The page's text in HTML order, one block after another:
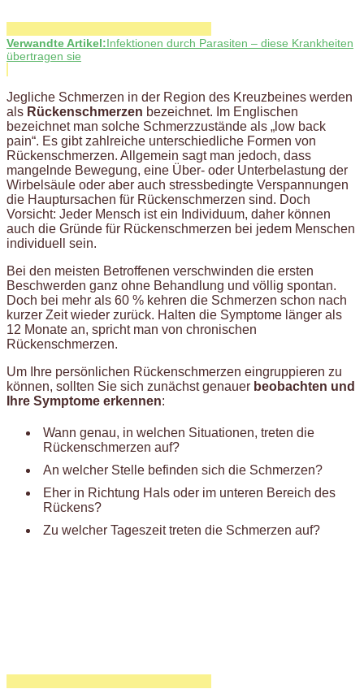
Verwandte Artikel:Infektionen durch Parasiten – diese Krankheiten
übertragen sie
Jegliche Schmerzen in der Region des Kreuzbeines werden
als Rückenschmerzen bezeichnet. Im Englischen
bezeichnet man solche Schmerzzustände als „low back
pain“. Es gibt zahlreiche unterschiedliche Formen von
Rückenschmerzen. Allgemein sagt man jedoch, dass
mangelnde Bewegung, eine Über- oder Unterbelastung der
Wirbelsäule oder aber auch stressbedingte Verspannungen
die Hauptursachen für Rückenschmerzen sind. Doch
Vorsicht: Jeder Mensch ist ein Individuum, daher können
auch die Gründe für Rückenschmerzen bei jedem Menschen
individuell sein.
Bei den meisten Betroffenen verschwinden die ersten
Beschwerden ganz ohne Behandlung und völlig spontan.
Doch bei mehr als 60 % kehren die Schmerzen schon nach
kurzer Zeit wieder zurück. Halten die Symptome länger als
12 Monate an, spricht man von chronischen
Rückenschmerzen.
Um Ihre persönlichen Rückenschmerzen eingruppieren zu
können, sollten Sie sich zunächst genauer beobachten und
Ihre Symptome erkennen:
Wann genau, in welchen Situationen, treten die
Rückenschmerzen auf?
An welcher Stelle befinden sich die Schmerzen?
Eher in Richtung Hals oder im unteren Bereich des
Rückens?
Zu welcher Tageszeit treten die Schmerzen auf?